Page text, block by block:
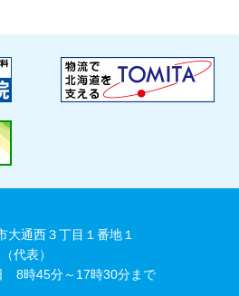
通西３丁目１番地１
代表）
8時45分～17時30分まで